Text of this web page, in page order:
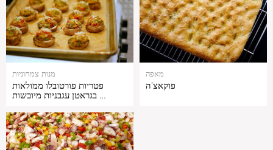
מנות צמחוניות
פטריות פורטובלו ממולאות
בגראטן עגבניות מיובשות …
מאפה
פוקאצ'ה